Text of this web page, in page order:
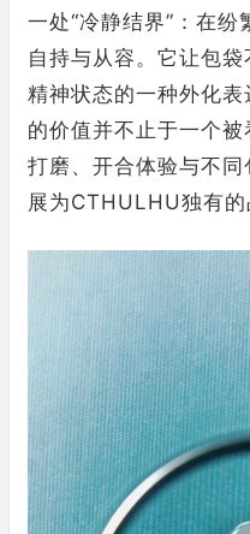
一处“冷静结界”：在纷
自持与从容。它让包
精神状态的一种外化
的价值并不止于一个
打磨、开合体验与不
展为CTHULHU独有的